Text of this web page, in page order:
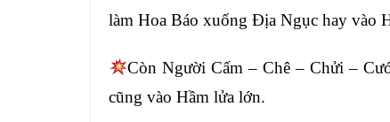
làm Hoa Báo xuống Địa Ngục hay vào
Còn Người Cấm – Chê – Chửi –
cũng vào Hầm lửa lớn.